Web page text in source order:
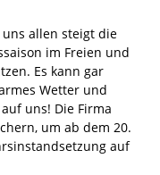
uns allen steigt die
im Freien und
Es kann gar
Wetter und
uns! Die Firma
um ab dem 20.
auf